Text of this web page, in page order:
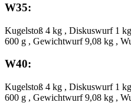
W35:
Kugelstoß 4 kg , Diskuswurf 1
600 g , Gewichtwurf 9,08 kg ,
W40:
Kugelstoß 4 kg , Diskuswurf 1
600 g , Gewichtwurf 9,08 kg ,